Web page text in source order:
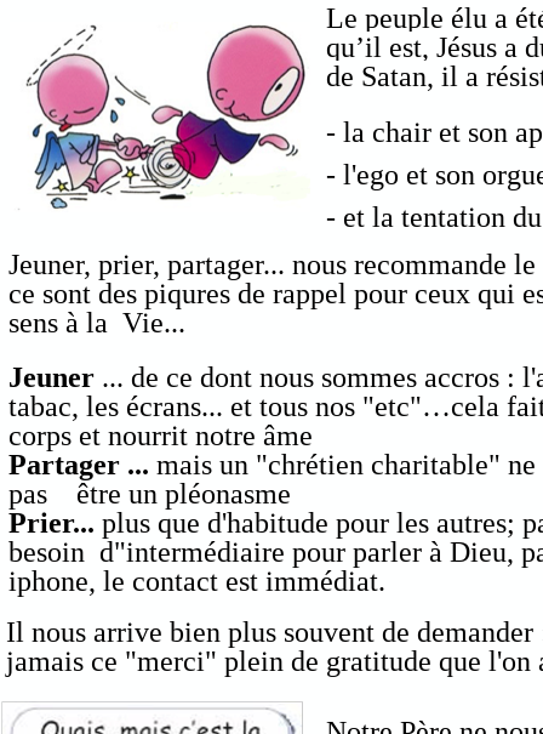
Le peuple élu a
qu’il est, Jésus a
de Satan, il a
- la chair et son
-l'ego et son
- et la tentation
Jeuner, prier, partager... nous recommande
ce sont des piqures de rappel pour ceux qui
sens à la Vie...
Jeuner ... de ce dont nous sommes accros :
tabac, les écrans... et tous nos "etc"…cela
corps et nourrit notre âme
Partager ... mais un "chrétien charitable"
pas être un pléonasme
Prier... plus que d'habitude pour les autres;
besoin d"intermédiaire pour parler à Dieu,
iphone, le contact est immédiat.
Il nous arrive bien plus souvent de
jamais ce "merci" plein de gratitude que l'on